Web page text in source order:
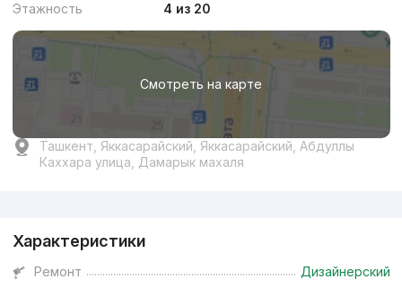
Этажность
4 из 20
Смотреть на карте
Ташкент, Яккасарайский, Яккасарайский, Абдуллы
Каххара улица, Дамарык махаля
Характеристики
Ремонт
Дизайнерский